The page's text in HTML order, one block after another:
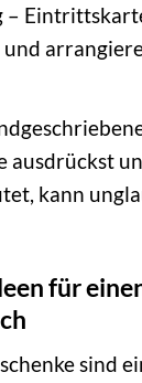
–
ausdrückst
kann
für
sind